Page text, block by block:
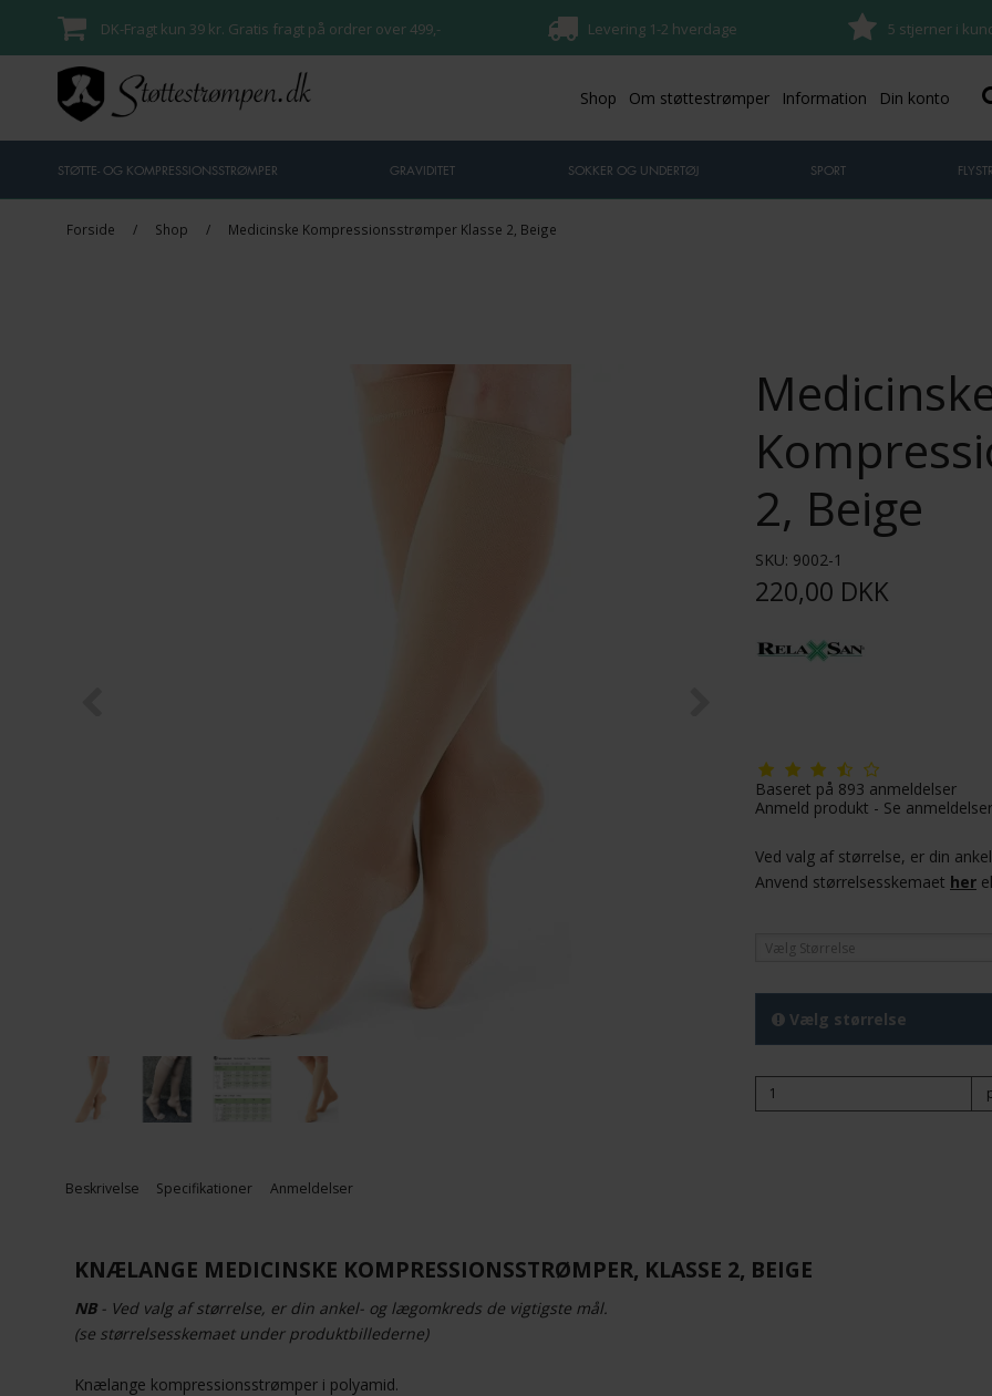
DK-Fragt kun 39 kr. Gratis fragt på ordrer over 499,- Levering 1-2 hverdage 5 stjerner i
Shop Om støttestrømper Information Din konto
STØTTE- OG KOMPRESSIONSSTRØMPER GRAVIDITET SOKKER OG UNDERTØJ SPORT
Forside / Shop / Medicinske Kompressionsstrømper Klasse 2, Beige
2, Beige
SKU: 9002-1
220,00 DKK
Baseret på 893 anmeldelser
Anmeld produkt - Se anmeldelser
Ved valg af størrelse, er din
Anvend størrelsesskemaet her
Vælg Størrelse
Vælg størrelse
Beskrivelse Specifikationer Anmeldelser
KNÆLANGE MEDICINSKE KOMPRESSIONSSTRØMPER, KLASSE 2, BEIGE
NB- Ved valg af størrelse, er din ankel- og lægomkreds de vigtigste mål.
(se størrelsesskemaet under produktbillederne)
Knælange kompressionsstrømper i polyamid.